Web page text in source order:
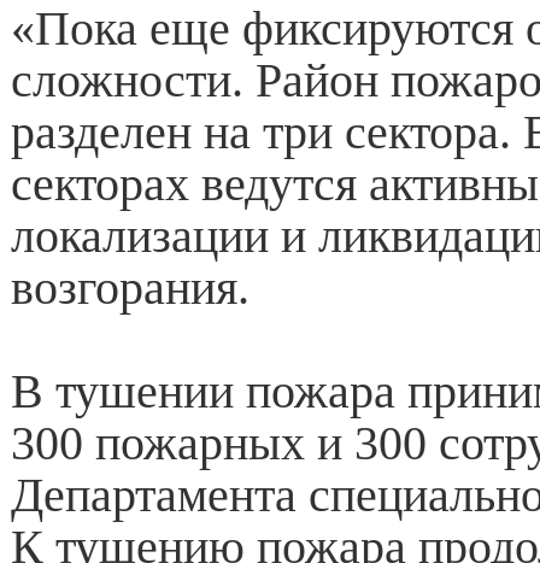
«Пока еще фиксируются
сложности. Район
разделен на три сектора.
секторах ведутся
локализации и
возгорания.
В тушении пожара
300 пожарных и 300
Департамента
К тушению пожара